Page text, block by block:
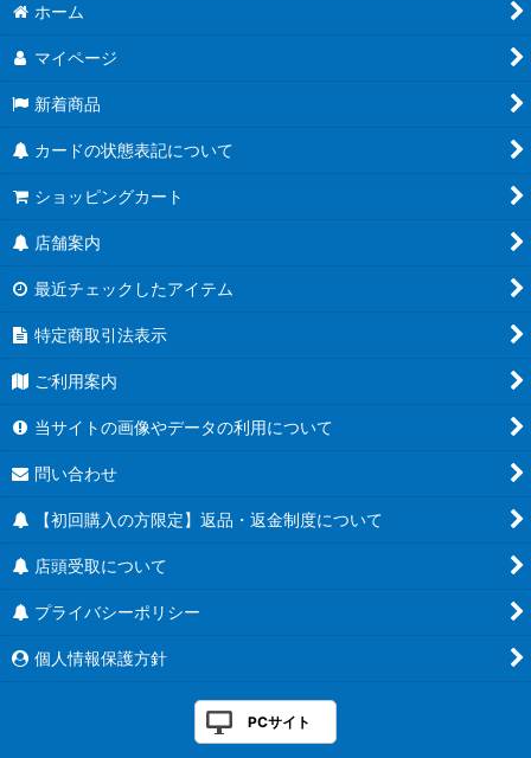
ホーム
マイページ
新着商品
カードの状態表記について
ショッピングカート
店舗案内
最近チェックしたアイテム
特定商取引法表示
ご利用案内
当サイトの画像やデータの利用について
問い合わせ
【初回購入の方限定】返品・返金制度について
店頭受取について
プライバシーポリシー
個人情報保護方針
PCサイト